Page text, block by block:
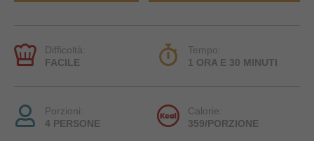
Difficoltà:
FACILE
Tempo:
1 ORA E 30 MINUTI
Porzioni:
4 PERSONE
Calorie:
359/PORZIONE